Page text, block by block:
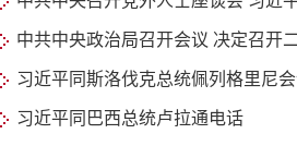
中共中央政治局召开会议 决定召开
习近平同斯洛伐克总统佩列格里尼
习近平同巴西总统卢拉通电话